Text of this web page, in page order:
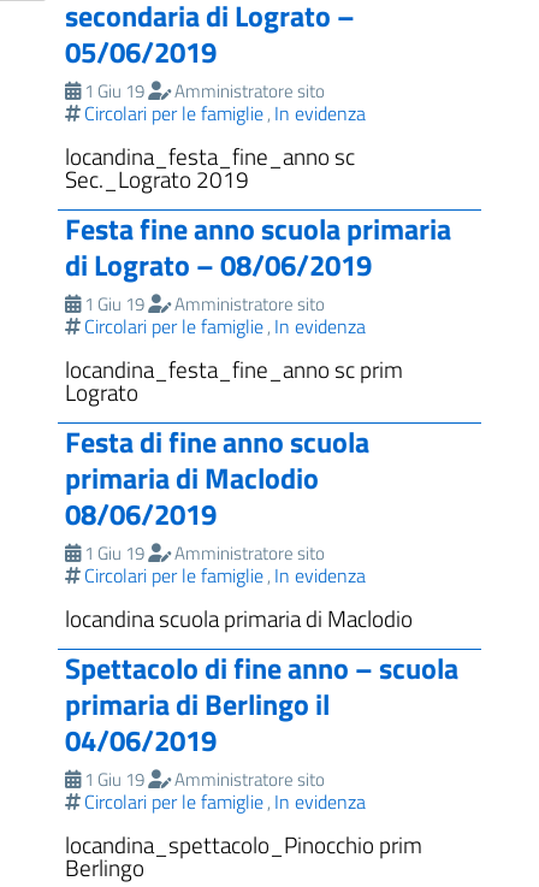
secondaria di Lograto –
05/06/2019
1 Giu 19 Amministratore sito
Circolari per le famiglie, In evidenza
locandina_festa_fine_anno sc
Sec._Lograto 2019
Festa fine anno scuola primaria
di Lograto – 08/06/2019
1 Giu 19 Amministratore sito
Circolari per le famiglie, In evidenza
locandina_festa_fine_anno sc prim
Lograto
Festa di fine anno scuola
primaria di Maclodio
08/06/2019
1 Giu 19 Amministratore sito
Circolari per le famiglie, In evidenza
locandina scuola primaria di Maclodio
Spettacolo di fine anno – scuola
primaria di Berlingo il
04/06/2019
1 Giu 19 Amministratore sito
Circolari per le famiglie, In evidenza
locandina_spettacolo_Pinocchio prim
Berlingo